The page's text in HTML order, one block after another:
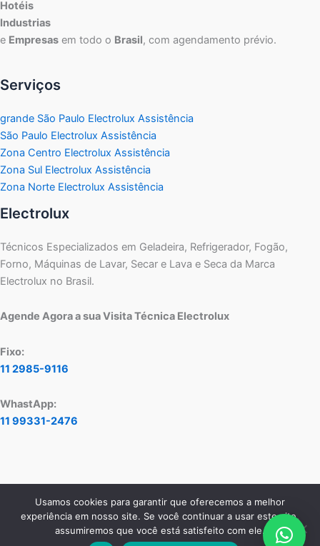
Hotéis
Industrias
e Empresas em todo o Brasil, com agendamento prévio.
Serviços
grande São Paulo Electrolux Assistência
São Paulo Electrolux Assistência
Zona Centro Electrolux Assistência
Zona Sul Electrolux Assistência
Zona Norte Electrolux Assistência
Electrolux
Técnicos Especializados em Geladeira, Refrigerador, Fogão,
Forno, Máquinas de Lavar, Secar e Lava e Seca da Marca
Electrolux no Brasil.
Agende Agora a sua Visita Técnica Electrolux
Fixo:
11 2985-9116
WhastApp:
11 99331-2476
Copyright © 2026 Assistência Técnica Electrolux - Central de
Atendimento:11 2985-9116- WhatsApp: 11 99331-2476
Usamos cookies para garantir que oferecemos a melhor
experiência em nosso site. Se você continuar a usar este site,
assumiremos que você está satisfeito com ele.